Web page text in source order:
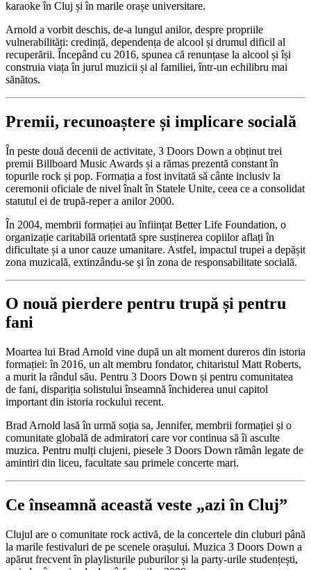
karaoke în Cluj și în marile orașe universitare.
Arnold a vorbit deschis, de-a lungul anilor, despre propriile
vulnerabilități: credință, dependența de alcool și drumul dificil al
recuperării. Începând cu 2016, spunea că renunțase la alcool și își
construia viața în jurul muzicii și al familiei, într-un echilibru mai
sănătos.
Premii, recunoaștere și implicare socială
În peste două decenii de activitate, 3 Doors Down a obținut trei
premii Billboard Music Awards și a rămas prezentă constant în
topurile rock și pop. Formația a fost invitată să cânte inclusiv la
ceremonii oficiale de nivel înalt în Statele Unite, ceea ce a consolidat
statutul ei de trupă-reper a anilor 2000.
În 2004, membrii formației au înființat Better Life Foundation, o
organizație caritabilă orientată spre susținerea copiilor aflați în
dificultate și a unor cauze umanitare. Astfel, impactul trupei a depășit
zona muzicală, extinzându-se și în zona de responsabilitate socială.
O nouă pierdere pentru trupă și pentru
fani
Moartea lui Brad Arnold vine după un alt moment dureros din istoria
formației: în 2016, un alt membru fondator, chitaristul Matt Roberts,
a murit la rândul său. Pentru 3 Doors Down și pentru comunitatea
de fani, dispariția solistului înseamnă închiderea unui capitol
important din istoria rockului recent.
Brad Arnold lasă în urmă soția sa, Jennifer, membrii formației și o
comunitate globală de admiratori care vor continua să îi asculte
muzica. Pentru mulți clujeni, piesele 3 Doors Down rămân legate de
amintiri din liceu, facultate sau primele concerte mari.
Ce înseamnă această veste „azi în Cluj”
Clujul are o comunitate rock activă, de la concertele din cluburi până
la marile festivaluri de pe scenele orașului. Muzica 3 Doors Down a
apărut frecvent în playlisturile puburilor și la party-urile studențești,